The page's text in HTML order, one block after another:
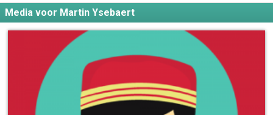
Media voor Martin Ysebaert